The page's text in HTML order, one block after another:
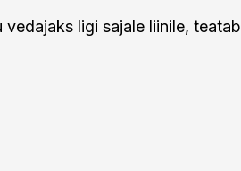
ligi sajale liinile, teatab